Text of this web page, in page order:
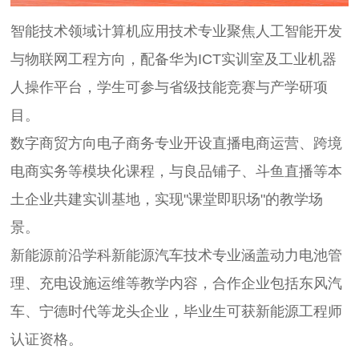
智能技术领域计算机应用技术专业聚焦人工智能开发
与物联网工程方向，配备华为ICT实训室及工业机器
人操作平台，学生可参与省级技能竞赛与产学研项
目。
数字商贸方向 电子商务专业开设直播电商运营、跨境
电商实务等模块化课程，与良品铺子、斗鱼直播等本
土企业共建实训基地，实现"课堂即职场"的教学场
景。
新能源前沿学科新能源汽车技术专业涵盖动力电池管
理、充电设施运维等教学内容，合作企业包括东风汽
车、宁德时代等龙头企业，毕业生可获新能源工程师
认证资格。